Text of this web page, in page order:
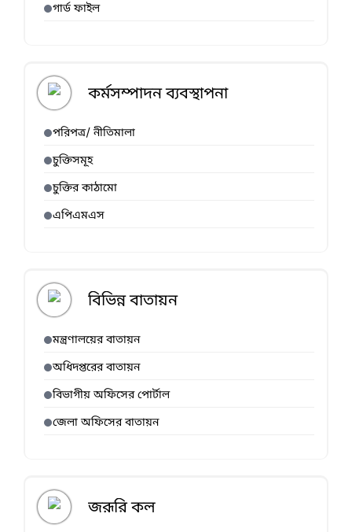
গার্ড ফাইল
কর্মসম্পাদন ব্যবস্থাপনা
পরিপত্র/ নীতিমালা
চুক্তিসমূহ
চুক্তির কাঠামো
এপিএমএস
বিভিন্ন বাতায়ন
মন্ত্রণালয়ের বাতায়ন
অধিদপ্তরের বাতায়ন
বিভাগীয় অফিসের পোর্টাল
জেলা অফিসের বাতায়ন
জরূরি কল